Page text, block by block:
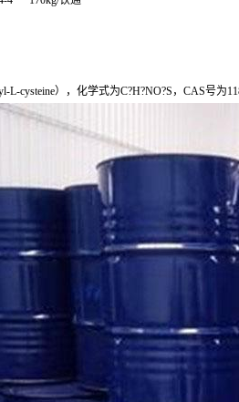
L-cysteine），化学式为C?H?NO?S，CAS号为